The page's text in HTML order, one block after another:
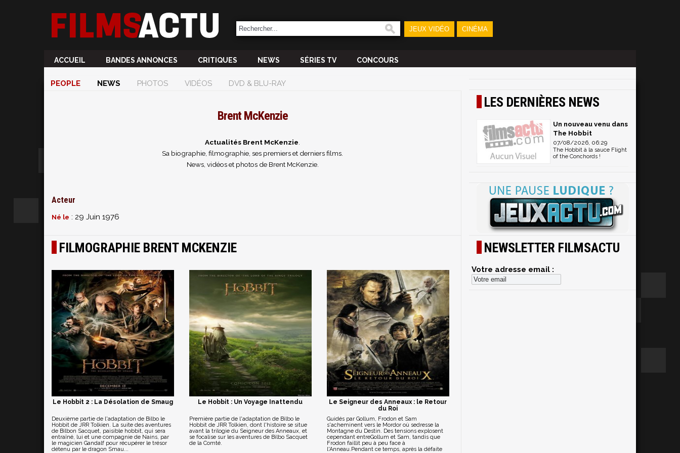
JEUX VIDÉO CINÉMA
ACCUEIL BANDES ANNONCES CRITIQUES NEWS SÉRIES TV CONCOURS
PEOPLE NEWS PHOTOS VIDÉOS DVD & BLU-RAY
Brent McKenzie
Actualités Brent McKenzie
Sa biographie, filmographie, ses premiers et derniers films.
News, vidéos et photos de Brent McKenzie.
Acteur
Né le : 29 Juin 1976
FILMOGRAPHIE BRENT MCKENZIE
Le Hobbit 2 : La Désolation de Smaug
Deuxième partie de l'adaptation de Bilbo le
Hobbit de JRR Tolkien. La suite des aventures
de Bilbon Sacquet, paisible hobbit, qui sera
entraîné, lui et une compagnie de Nains, par
le magicien Gandalf pour récupérer le trésor
détenu par le dragon Smau...
Le Hobbit : Un Voyage Inattendu
Première partie de l'adaptation de Bilbo le
Hobbit de JRR Tolkien, dont l'histoire se situe
avant la trilogie du Seigneur des Anneaux, et
se focalise sur les aventures de Bilbo Sacquet
de la Comté.
Le Seigneur des Anneaux : le Retour
du Roi
Guidés par Gollum, Frodon et Sam
s'acheminent vers le Mordor où sedresse la
Montagne du Destin. Des tensions explosent
cependant entreGollum et Sam, tandis que
Frodon faillit peu à peu face à
l'Anneau.Pendant ce temps, après la défaite
LES DERNIÈRES NEWS
Un nouveau venu dans
The Hobbit
07/08/2026, 06:29
The Hobbit à la sauce Flight
of the Conchords !
NEWSLETTER FILMSACTU
Votre adresse email :